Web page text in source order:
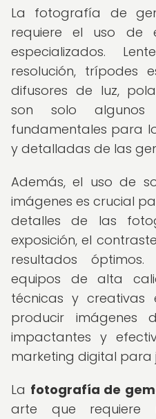
La fotografía de
requiere el uso de
especializados.
resolución, trípodes
difusores de luz,
son solo
fundamentales para
y detalladas de las
Además, el uso de
imágenes es crucial
detalles de las
exposición, el
resultados
equipos de alta
técnicas y creativas
producir imágenes
impactantes y
marketing digital para
La fotografía de
arte que requiere